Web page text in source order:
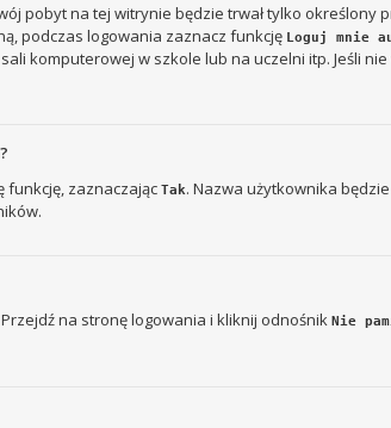
pobyt na tej witrynie będzie trwał tylko określony
podczas logowania zaznacz funkcję Loguj mnie
komputerowej w szkole lub na uczelni itp. Jeśli
funkcję, zaznaczając Tak. Nazwa użytkownika
na stronę logowania i kliknij odnośnik Nie